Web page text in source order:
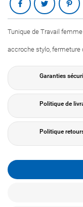
Tunique de Travail
accroche stylo, fermeture
Garanties
Politique de
Politique